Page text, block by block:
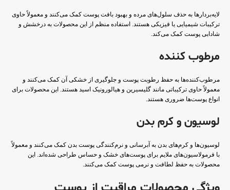
لایه‌بردارها به حذف سلول‌های مرده و بهبود بافت پوست کمک می‌کنند و معمولاً حاوی
ترکیبات شیمیایی یا فیزیکی هستند. استفاده منظم از این محصولات به درخشش و
شادابی پوست کمک می‌کند.
مرطوب کننده
مرطوب‌کننده‌ها به حفظ رطوبت پوست و جلوگیری از خشکی آن کمک می‌کنند و
معمولاً حاوی ترکیباتی مانند گلیسیرین و هیالورونیک اسید هستند. این محصولات برای
انواع پوست‌ها ضروری هستند.
لوسیون و کرم بدن
لوسیون‌ها و کرم‌های بدن به آبرسانی و نرم‌کنندگی پوست بدن کمک می‌کنند و معمولاً
با فرمولاسیون‌های ملایم برای پوست‌های خشک و حساس طراحی شده‌اند. این
محصولات به حفظ لطافت و نرمی پوست کمک می‌کنند.